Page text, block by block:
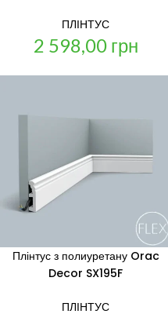
ПЛІНТУС
2 598,00 грн
Плінтус з полиуретану Orac
Decor SX195F
ПЛІНТУС